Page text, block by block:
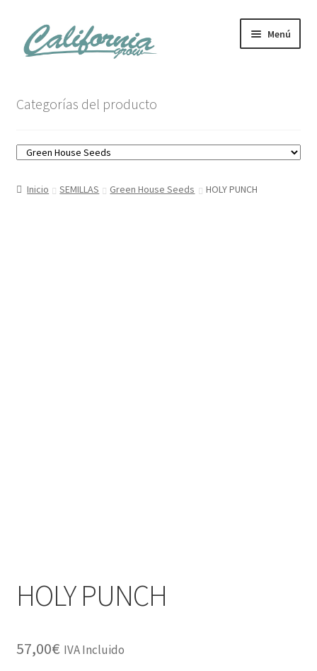
al
contenido
Menú
Carrito
Mi cuenta
Categorías del producto
Inicio SEMILLAS Green House Seeds HOLY PUNCH
HOLY PUNCH
57,00€ IVA Incluido